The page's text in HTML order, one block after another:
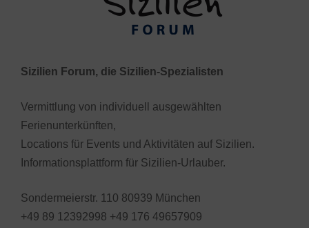
Sizilien Forum, die Sizilien-Spezialisten
Vermittlung von individuell ausgewählten
Ferienunterkünften,
Locations für Events und Aktivitäten auf Sizilien.
Informationsplattform für Sizilien-Urlauber.
Sondermeierstr. 110 80939 München
+49 89 12392998 +49 176 49657909